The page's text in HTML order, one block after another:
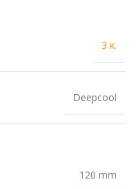
3 κ.
Deepcool
120 mm